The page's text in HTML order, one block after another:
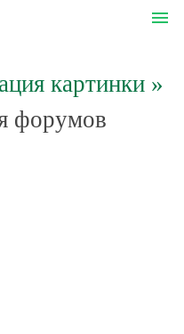
menu
картинки»
форумов